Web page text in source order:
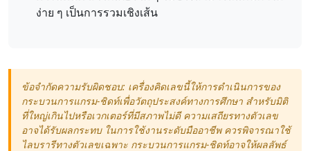
ง่าย ๆ เป็นการรวมเชิงเส้น
ข้อจำกัดความรับผิดชอบ: เครื่องคิดเลขนี้ให้การดำเนินการของ
กระบวนการแกรม-ชิดท์เพื่อวัตถุประสงค์ทางการศึกษา สำหรับมิติ
ที่ใหญ่เกินไปหรือเวกเตอร์ที่มีสภาพไม่ดี ความเสถียรทางตัวเลข
อาจได้รับผลกระทบ ในการใช้งานระดับมืออาชีพ ควรพิจารณาใช้
ไลบรารีทางตัวเลขเฉพาะ กระบวนการแกรม-ชิดท์อาจให้ผลลัพธ์